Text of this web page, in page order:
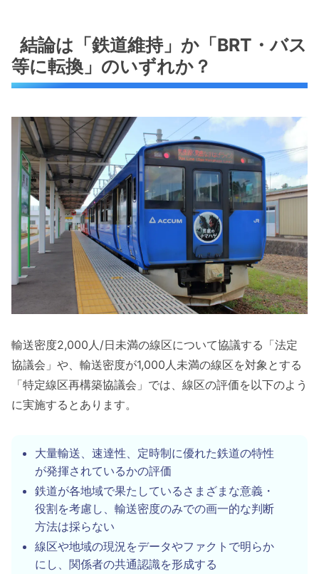
結論は「鉄道維持」か「BRT・バス
等に転換」のいずれか？
輸送密度2,000人/日未満の線区について協議する「法定
協議会」や、輸送密度が1,000人未満の線区を対象とする
「特定線区再構築協議会」では、線区の評価を以下のよう
に実施するとあります。
大量輸送、速達性、定時制に優れた鉄道の特性
が発揮されているかの評価
鉄道が各地域で果たしているさまざまな意義・
役割を考慮し、輸送密度のみでの画一的な判断
方法は採らない
線区や地域の現況をデータやファクトで明らか
にし、関係者の共通認識を形成する